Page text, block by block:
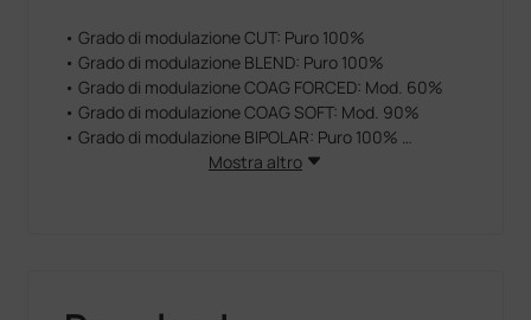
• Grado di modulazione CUT: Puro 100%
• Grado di modulazione BLEND: Puro 100%
• Grado di modulazione COAG FORCED: Mod. 60%
• Grado di modulazione COAG SOFT: Mod. 90%
• Grado di modulazione BIPOLAR: Puro 100%
• Fusibili per alimentazione 115Vac (5×20) Ritardati 2×
Mostra altro